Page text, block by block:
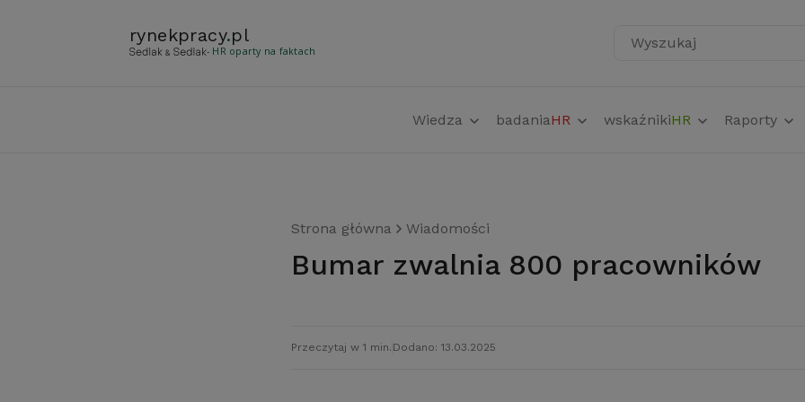
rynekpracy.pl
- HR oparty na faktach Wyszukaj
Wiedza badaniaHR wskaźnikiHR Raporty
Strona główna Wiadomości
Bumar zwalnia 800 pracowników
Przeczytaj w 1 min. Dodano: 13.03.2025